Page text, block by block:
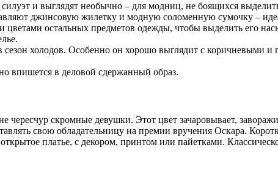
силуэт и выглядят необычно – для модниц, не боящихся
джинсовую жилетку и модную соломенную сумочку –
остальных предметов одежды, чтобы выделить его
сезон холодов. Особенно он хорошо выглядит с коричневыми
впишется в деловой сдержанный образ.
скромные девушки. Этот цвет зачаровывает,
свою обладательницу на премии вручения Оскара.
платье, с декором, принтом или пайетками.